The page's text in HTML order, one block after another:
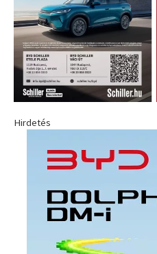
Hirdetés